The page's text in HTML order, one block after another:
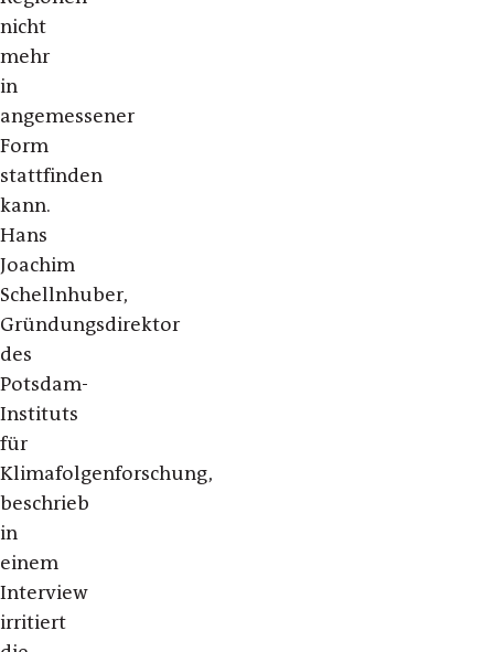
nicht
mehr
in
angemessener
Form
stattfinden
kann.
Hans
Joachim
Schellnhuber,
Gründungsdirektor
des
Potsdam-
Instituts
für
Klimafolgenforschung,
beschrieb
in
einem
Interview
irritiert